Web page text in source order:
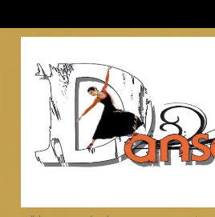
to
content